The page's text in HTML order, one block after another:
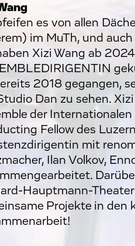
es von allen
im MuTh, und
Xizi Wang ab
2018 gegangen,
Dan zu sehen.
der
Fellow des
mit
Ilan Volkov,
Hauptmann-
Projekte in den